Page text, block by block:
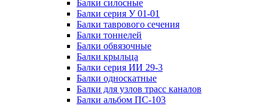
Балки силосные
Балки серия У 01-01
Балки таврового сечения
Балки тоннелей
Балки обвязочные
Балки крыльца
Балки серия ИИ 29-3
Балки односкатные
Балки для узлов трасс каналов
Балки альбом ПС-103